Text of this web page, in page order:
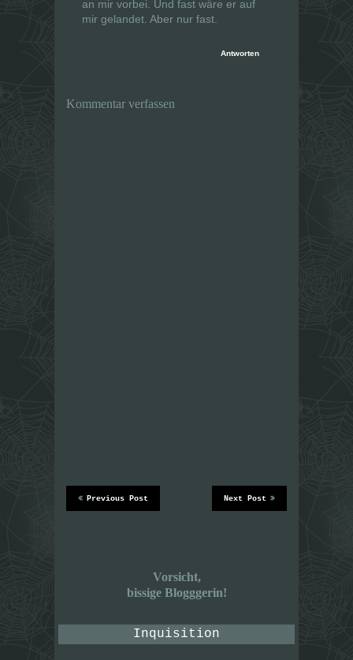
an mir vorbei. Und fast wäre er auf
mir gelandet. Aber nur fast.
Antworten
Kommentar verfassen
Next Post
Previous Post
Vorsicht,
bissige Blogggerin!
Inquisition